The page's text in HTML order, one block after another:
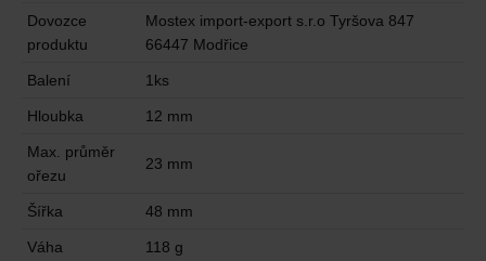
Dovozce
produktu
Mostex import-export s.r.o Tyršova 847
66447 Modřice
Balení 1ks
Hloubka 12 mm
Max. průměr
ořezu
23 mm
Šířka 48 mm
Váha 118 g